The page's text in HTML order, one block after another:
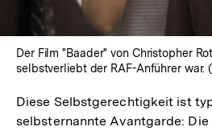
Der Film "Baader" von Christopher
selbstverliebt der RAF-Anführer war.
Diese Selbstgerechtigkeit ist
selbsternannte Avantgarde: Die